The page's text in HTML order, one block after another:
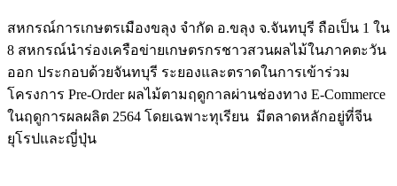
สหกรณ์การเกษตรเมืองขลุง จำกัด อ.ขลุง จ.จันทบุรี ถือเป็น 1 ใน
8 สหกรณ์นำร่องเครือข่ายเกษตรกรชาวสวนผลไม้ในภาคตะวัน
ออก ประกอบด้วยจันทบุรี ระยองและตราดในการเข้าร่วม
โครงการ Pre-Order ผลไม้ตามฤดูกาลผ่านช่องทาง E-Commerce
ในฤดูการผลผลิต 2564 โดยเฉพาะทุเรียน มีตลาดหลักอยู่ที่จีน
ยุโรปและญี่ปุ่น